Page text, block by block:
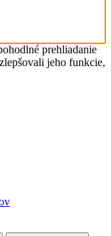
prehliadanie
jeho funkcie,